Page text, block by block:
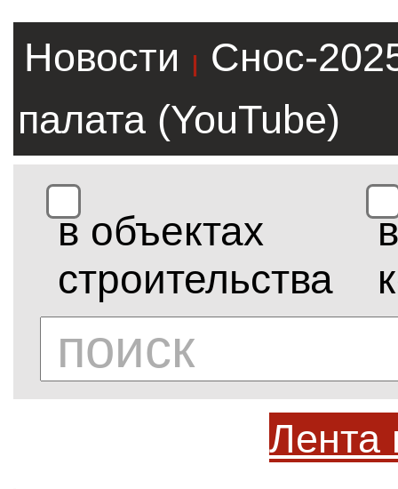
Новости |
Снос-
палата (YouTube)
в объектах
строительства
в
Лента